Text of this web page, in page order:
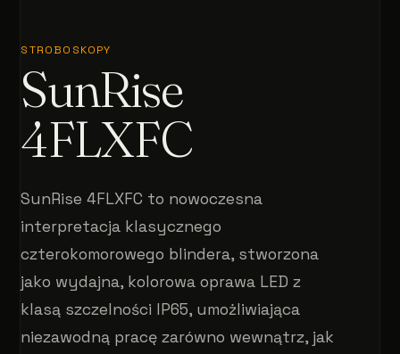
STROBOSKOPY
SunRise
4FLXFC
SunRise 4FLXFC to nowoczesna
interpretacja klasycznego
czterokomorowego blindera, stworzona
jako wydajna, kolorowa oprawa LED z
klasą szczelności IP65, umożliwiająca
niezawodną pracę zarówno wewnątrz, jak